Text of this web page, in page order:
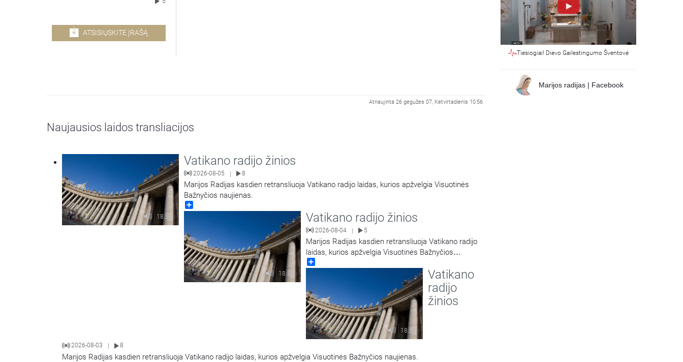
ATSISIŲSKITE ĮRAŠĄ
Atnaujinta 26 gegužės 07, Ketvirtadienis 10:56
Naujausios laidos transliacijos
18:58
Vatikano radijo žinios
2026-08-05 | 8
Marijos Radijas kasdien retransliuoja Vatikano radijo laidas, kurios apžvelgia Visuotinės
Bažnyčios naujienas.
18:58
Vatikano radijo žinios
2026-08-04 | 5
Marijos Radijas kasdien retransliuoja Vatikano radijo
laidas, kurios apžvelgia Visuotinės Bažnyčios
naujienas.
18:57
Vatikano
radijo
žinios
2026-08-03 8
Marijos Radijas kasdien retransliuoja Vatikano radijo laidas, kurios apžvelgia Visuotinės Bažnyčios naujienas.
Tiesiogiai! Dievo Gailestingumo Šventovė
Marijos radijas | Facebook